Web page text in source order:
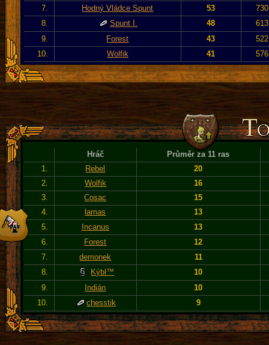
7.
Hodný Vládce Spunt 53
8.
Spunt I. 48
9.
Forest 43
10.
Wolfik 41
Hráč
Průměr za 11 ras
1.
Rebel
20
2.
Wolfik
16
3.
Cosac
15
4.
lamas
13
5.
Incanus
13
6.
Forest
12
7.
demonek
11
8.
Kýbl™
10
9.
Indián
10
10.
chesstik 9